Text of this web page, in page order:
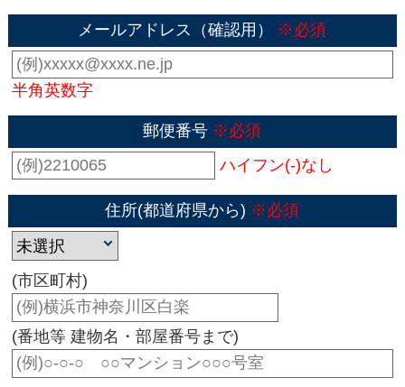
メールアドレス（確認用） ※必須
半角英数字
郵便番号 ※必須
ハイフン(-)なし
住所(都道府県から) ※必須
(市区町村)
(番地等 建物名・部屋番号まで)